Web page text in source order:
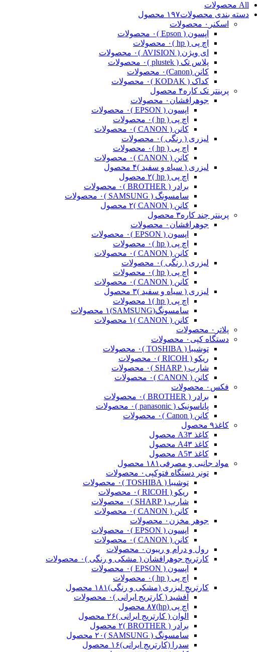
All محصولات
دسته بندی محصولات۱۹۷ محصول
اسکنر ۰ محصولات
اپسون ( Epson )
۰ محصولات
اچ پی ( hp )
۰ محصولات
ای ویژن ( AVISION )
۰ محصولات
پلاس تک ( plustek )
۰ محصولات
کانن (Canon)
۰ محصولات
کداک ( KODAK )
۰ محصولات
پرینتر تک کاره۴ محصول
جوهرافشان ۰ محصولات
اپسون ( EPSON )
۰ محصولات
اچ پی ( hp )
۰ محصولات
کانن ( CANON )
۰ محصولات
لیزری ( رنگی )۰ محصولات
اچ پی ( hp )
۰ محصولات
کانن ( CANON )
۰ محصولات
لیزری ( سیاه و سفید )۴ محصول
اچ پی ( hp )
۲ محصول
برادر ( BROTHER )
۰ محصولات
سامسونگ ( SAMSUNG )
۰ محصولات
کانن ( CANON )
۲ محصول
پرینتر چند کاره۳ محصول
جوهرافشان ۰ محصولات
اپسون ( EPSON )
۰ محصولات
اچ پی ( hp )
۰ محصولات
کانن ( CANON )
۰ محصولات
لیزری ( رنگی )۰ محصولات
اچ پی ( hp )
۰ محصولات
کانن ( CANON )
۰ محصولات
لیزری ( سیاه و سفید )۳ محصول
اچ پی ( hp )
۱ محصولات
سامسونگ(SAMSUNG)
۱ محصولات
کانن ( CANON )
۱ محصولات
پلاتر ۰ محصولات
دستگاه کپی ۰ محصولات
توشیبا ( TOSHIBA )
۰ محصولات
ریکو ( RICOH )
۰ محصولات
شارپ ( SHARP )
۰ محصولات
کانن ( CANON )
۰ محصولات
فکس ۰ محصولات
برادر ( BROTHER )
۰ محصولات
پاناسونیک ( panasonic )
۰ محصولات
کانن ( Canon )
۰ محصولات
کاغذ۹ محصول
کاغذ A3 ۳ محصول
کاغذ A4 ۳ محصول
کاغذ A5 ۳ محصول
مواد جانبی و مصرفی ۱۸۱ محصول
تونر دستگاه فتوکپی ۰ محصولات
توشیبا ( TOSHIBA )
۰ محصولات
ریکو ( RICOH )
۰ محصولات
شارپ ( SHARP )
۰ محصولات
کانن ( CANON )
۰ محصولات
جوهر مخزن ۰ محصولات
اپسون ( EPSON )
۰ محصولات
کانن ( CANON )
۰ محصولات
رول و درام و ریبون ۰ محصولات
کارتریج جوهرافشان ( مشکی و رنگی )۰ محصولات
اپسون ( EPSON )
۰ محصولات
اچ پی ( hp )
۰ محصولات
کارتریج لیزری (مشکی و رنگی)۱۸۱ محصول
آفشید ( کارتریج ایرانی )۰ محصولات
اچ پی (hp)
۸۷ محصول
الوان ( کارتریج ایرانی )۲۶ محصول
برادر ( BROTHER )
۲ محصول
سامسونگ ( SAMSUNG )
۲۰ محصول
سدرا (کارتریج ایرانی)۱۶ محصول